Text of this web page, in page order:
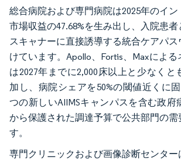
総合病院および専門病院は2025年のイ
市場収益の47.68%を生み出し、入院患
スキャナーに直接誘導する統合ケアパ
けています。Apollo、Fortis、Maxによ
は2027年までに2,000床以上と少なくと
加し、病院シェアを50%の閾値近くに
つの新しいAIIMSキャンパスを含む政府
から保護された調達予算で公共部門の需
す。
専門クリニックおよび画像診断センター